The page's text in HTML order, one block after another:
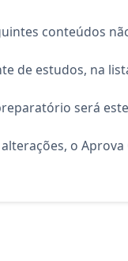
conteúdos
de estudos, na
será
o Aprova